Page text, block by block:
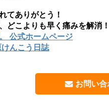
てありがとう！
どこよりも早く痛みを解消！
公式ホームページ
んこう日誌
お問い合